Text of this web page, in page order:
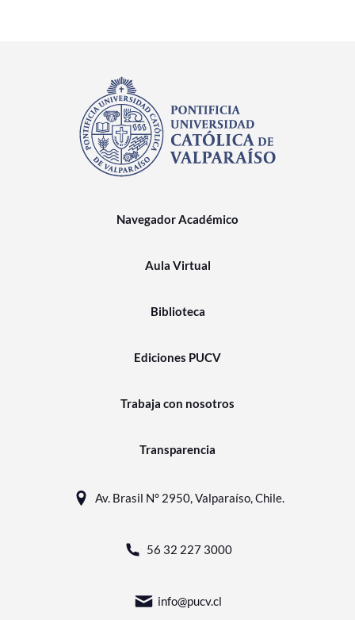
Navegador Académico
Aula Virtual
Biblioteca
Ediciones PUCV
Trabaja con nosotros
Transparencia
Av. Brasil N° 2950, Valparaíso, Chile.
56 32 227 3000
info@pucv.cl